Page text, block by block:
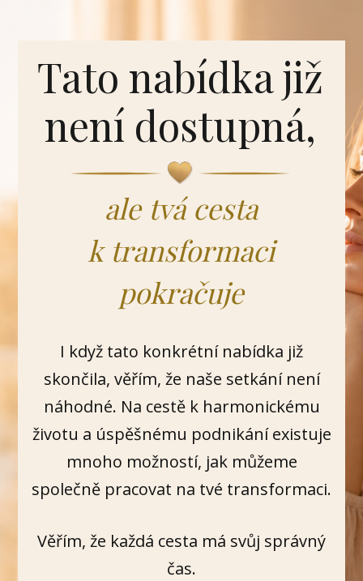
Tato nabídka již
není dostupná,
ale tvá cesta
k transformaci
pokračuje
I když tato konkrétní nabídka již
skončila, věřím, že naše setkání není
náhodné. Na cestě k harmonickému
životu a úspěšnému podnikání existuje
mnoho možností, jak můžeme
společně pracovat na tvé transformaci.
Věřím, že každá cesta má svůj správný
čas.